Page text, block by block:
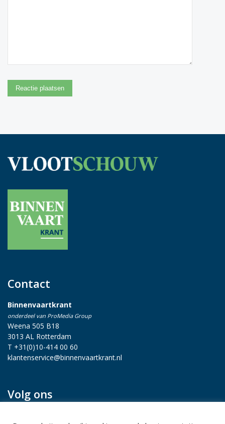
Contact
Binnenvaartkrant
onderdeel van ProMedia Group
Weena 505 B18
3013 AL Rotterdam
T +31(0)10-414 00 60
klantenservice@binnenvaartkrant.nl
Volg ons